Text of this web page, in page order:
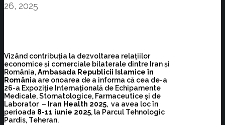
26, 2025
Vizând contribuția la dezvoltarea relațiilor
economice și comerciale bilaterale dintre Iran și
România,Ambasada Republicii Islamice în
România are onoarea de a informa că cea de-a
26-a Expoziție Internațională de Echipamente
Medicale, Stomatologice, Farmaceutice și de
Laborator – Iran Health 2025, va avea loc în
perioada 8-11 iunie 2025, la Parcul Tehnologic
Pardis, Teheran.